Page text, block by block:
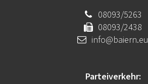
08093/5263
08093/2438
info@baiern.eu
Parteiverkehr: